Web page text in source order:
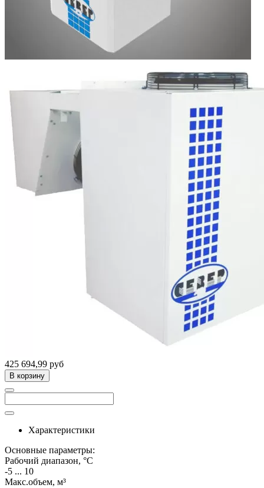
425 694,99 руб
В корзину
Характеристики
Основные параметры:
Рабочий диапазон, °C
-5 ... 10
Макс.объем, м³